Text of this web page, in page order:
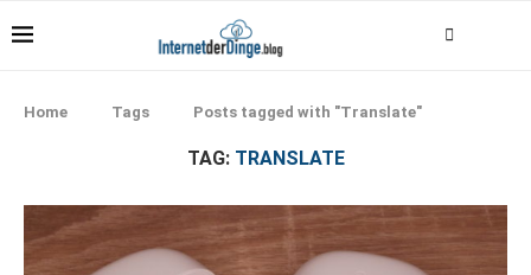
Home Tags Posts tagged with "Translate"
TAG: TRANSLATE